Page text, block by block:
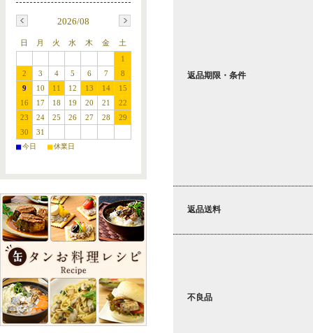
返品期限・条件
返品送料
不良品
2026/08
日 月 火 水 木 金
土
1
2
3 4 5 6 7
8
9
10 11 12 13 14
15
16
17 18 19 20 21
22
23
24 25 26 27 28
29
30
31
■今日 ■休業日